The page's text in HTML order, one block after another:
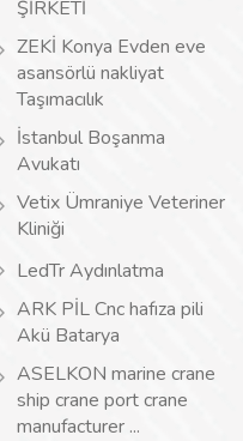
ŞİRKETİ
ZEKİ Konya Evden eve
asansörlü nakliyat
Taşımacılık
İstanbul Boşanma
Avukatı
Vetix Ümraniye Veteriner
Kliniği
LedTr Aydınlatma
ARK PİL Cnc hafıza pili
Akü Batarya
ASELKON marine crane
ship crane port crane
manufacturer ...